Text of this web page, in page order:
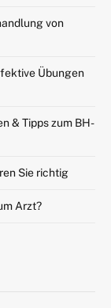
von
Übungen
& Tipps zum BH-
Sie richtig
Arzt?